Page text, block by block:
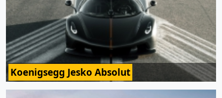
Koenigsegg Jesko Absolut